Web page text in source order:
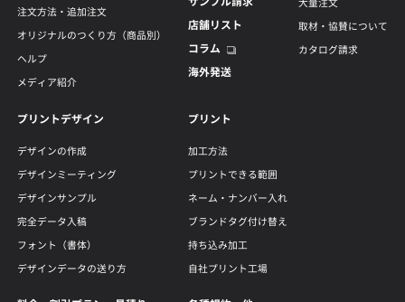
注文方法・追加注文
オリジナルのつくり方（商品別）
ヘルプ
メディア紹介
店舗リスト
コラム
海外発送
大量注文
取材・協賛について
カタログ請求
プリントデザイン
デザインの作成
デザインミーティング
デザインサンプル
完全データ入稿
フォント（書体）
デザインデータの送り方
プリント
加工方法
プリントできる範囲
ネーム・ナンバー入れ
ブランドタグ付け替え
持ち込み加工
自社プリント工場